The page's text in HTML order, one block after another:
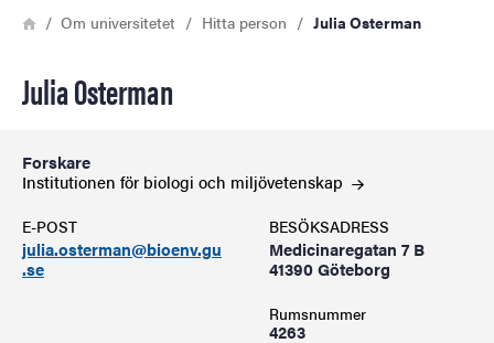
Länkstig
HemOm universitetet Hitta person Julia Osterman
Julia Osterman
Forskare
Institutionen för biologi och miljövetenskap
E-POST
julia.osterman@bioenv.gu
.se
BESÖKSADRESS
Medicinaregatan 7 B
41390 Göteborg
Rumsnummer
4263